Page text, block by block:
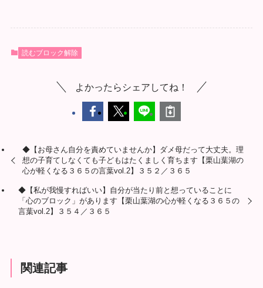
読むブロック解除
よかったらシェアしてね！
◆【お母さん自分を責めていませんか】ダメ母だって大丈夫。理
想の子育てしなくても子どもはたくましく育ちます【栗山葉湖の
心が軽くなる３６５の言葉vol.2】３５２／３６５
◆【私が我慢すればいい】自分が当たり前と想っていることに
「心のブロック」があります【栗山葉湖の心が軽くなる３６５の
言葉vol.2】３５４／３６５
関連記事